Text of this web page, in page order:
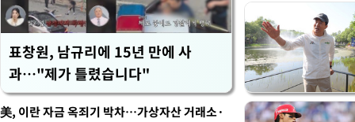
표창원, 남규리에 15년 만에 사
과…"제가 틀렸습니다"
美, 이란 자금 옥죄기 박차…가상자산 거래소·